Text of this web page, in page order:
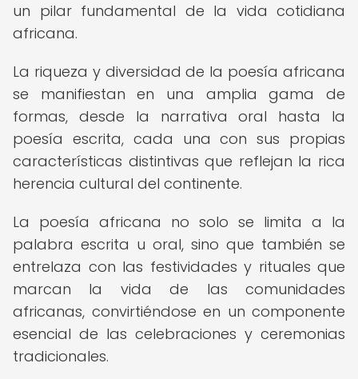
un pilar fundamental de la vida cotidiana
africana.
La riqueza y diversidad de la poesía africana
se manifiestan en una amplia gama de
formas, desde la narrativa oral hasta la
poesía escrita, cada una con sus propias
características distintivas que reflejan la rica
herencia cultural del continente.
La poesía africana no solo se limita a la
palabra escrita u oral, sino que también se
entrelaza con las festividades y rituales que
marcan la vida de las comunidades
africanas, convirtiéndose en un componente
esencial de las celebraciones y ceremonias
tradicionales.